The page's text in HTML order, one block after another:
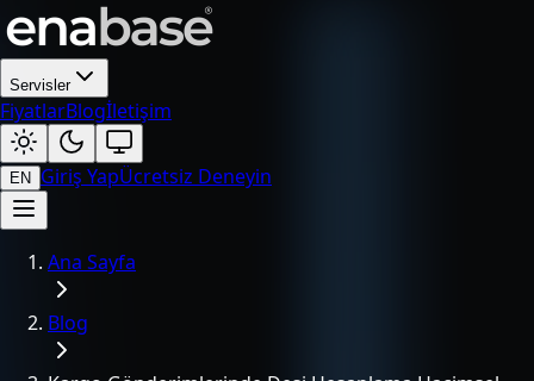
Servisler
FiyatlarBlogİletişim
EN Giriş YapÜcretsiz Deneyin
Ana Sayfa
Blog